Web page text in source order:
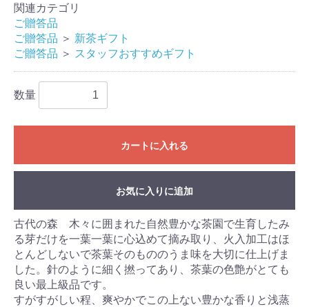
関連カテゴリ
ご贈答品
ご贈答品 ＞ 新茶ギフト
ご贈答品 ＞ スタッフおすすめギフト
数量
カートに入れる
お気に入りに追加
古代の森 木々に囲まれた自然豊かな茶園で生育したみ
る芽だけを一葉一葉に心込めて摘み取り、火入加工はほ
とんどしないで茶葉そのもののうま味を大切に仕上げま
した。針のように細く撚ってあり、茶葉の色艶がとても
良い最上級品です。
すがすがしい程、爽やかでこの上ない豊かな香りと浅蒸